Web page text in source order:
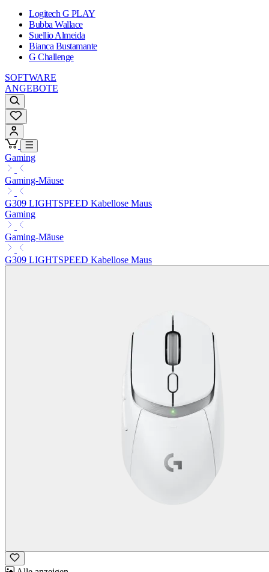
Logitech G PLAY
Bubba Wallace
Suellio Almeida
Bianca Bustamante
G Challenge
SOFTWARE
ANGEBOTE
Gaming
Gaming-Mäuse
G309 LIGHTSPEED Kabellose Maus
Gaming
Gaming-Mäuse
G309 LIGHTSPEED Kabellose Maus